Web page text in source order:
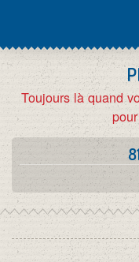
ACCUEIL
L'ENTREPRISE
EMPLOI
Toujours là quand